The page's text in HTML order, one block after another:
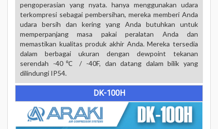
pengoperasian yang nyata. hanya menggunakan udara
terkompresi sebagai pembersihan, mereka memberi Anda
udara bersih dan kering yang Anda butuhkan untuk
memperpanjang masa pakai peralatan Anda dan
memastikan kualitas produk akhir Anda. Mereka tersedia
dalam berbagai ukuran dengan dewpoint tekanan
serendah -40℃ / -40F, dan datang dalam bilik yang
dilindungi IP54.
DK-100H